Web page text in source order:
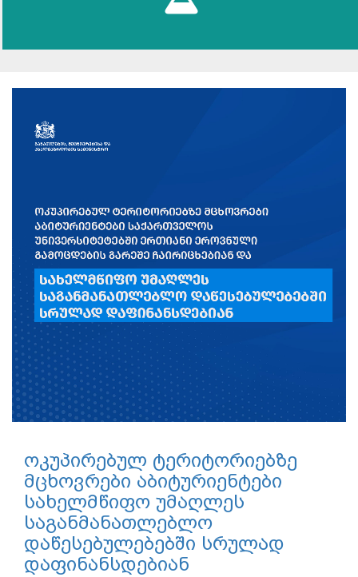
ოკუპირებულ ტერიტორიებზე
მცხოვრები აბიტურიენტები
სახელმწიფო უმაღლეს
საგანმანათლებლო
დაწესებულებებში სრულად
დაფინანსდებიან